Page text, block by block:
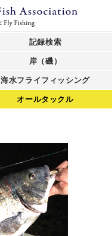
記録検索
岸（磯）
海水フライフィッシング
オールタックル